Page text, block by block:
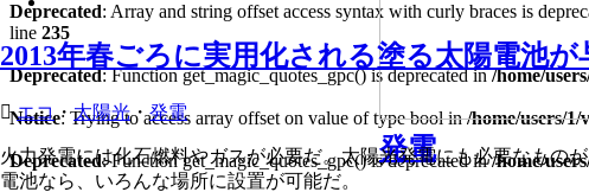
Deprecated: Array and string offset access syntax with curly braces is
line 235
Deprecated: Function get_magic_quotes_gpc() is deprecated in/home/
Notice: Trying to access array offset on value of type bool in/home/users/
Deprecated: Function get_magic_quotes_gpc() is deprecated in/home/
発電
2013年春ごろに実用化される塗る太陽電池が
エコ・太陽光・発電
火力発電には化石燃料やガスが必要だ。太陽光発電にも必要なもの
電池なら、いろんな場所に設置が可能だ。